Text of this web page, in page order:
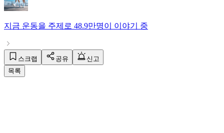
지금 운동을 주제로 48.9만명이 이야기 중
스크랩 공유
신고
목록